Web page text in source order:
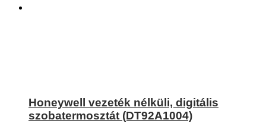
Honeywell vezeték nélküli, digitális
szobatermosztát (DT92A1004)